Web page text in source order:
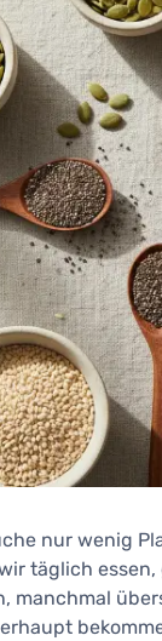
nur wenig
täglich
manchmal